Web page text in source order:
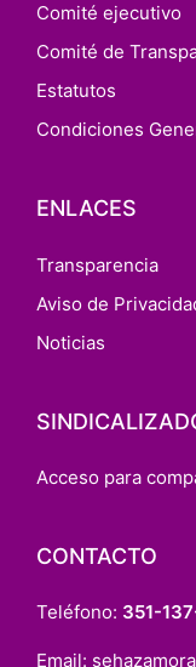
Comité ejecutivo
Comité de
Estatutos
Condiciones
ENLACES
Transparencia
Aviso de
Noticias
Acceso para
CONTACTO
Teléfono: 351-
Email: